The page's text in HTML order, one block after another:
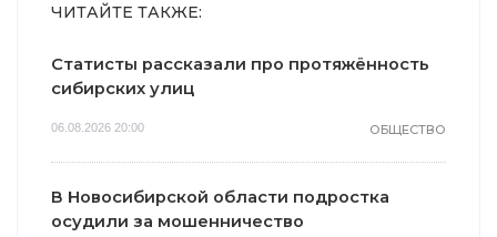
ЧИТАЙТЕ ТАКЖЕ:
Статисты рассказали про протяжённость
сибирских улиц
06.08.2026 20:00 ОБЩЕСТВО
В Новосибирской области подростка
осудили за мошенничество